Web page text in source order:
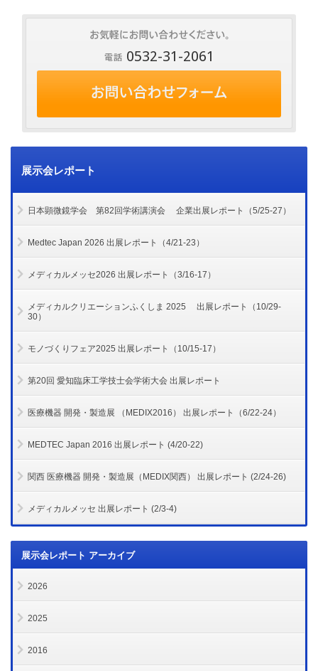
0532-31-2061
展示会レポート
日本顕微鏡学会 第82回学術講演会 企業出展レポート（5/25-27）
Medtec Japan 2026 出展レポート（4/21-23）
メディカルメッセ2026 出展レポート（3/16-17）
メディカルクリエーションふくしま 2025 出展レポート（10/29-
30）
モノづくりフェア2025 出展レポート（10/15-17）
第20回 愛知臨床工学技士会学術大会 出展レポート
医療機器 開発・製造展 （MEDIX2016） 出展レポート（6/22-24）
MEDTEC Japan 2016 出展レポート (4/20-22)
関西 医療機器 開発・製造展（MEDIX関西） 出展レポート (2/24-26)
メディカルメッセ 出展レポート (2/3-4)
展示会レポート アーカイブ
2026
2025
2016